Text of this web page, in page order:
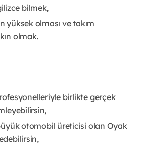
bilmek,
yüksek olması ve takım
olmak.
birlikte gerçek
otomobil üreticisi olan Oyak